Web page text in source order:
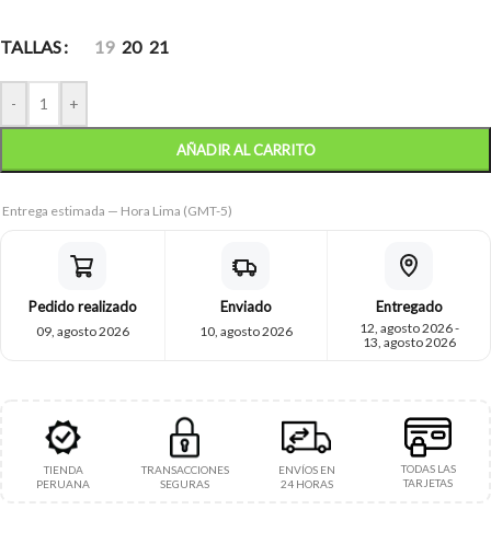
TALLAS 19 20 21
- +
AÑADIR AL CARRITO
Entrega estimada — Hora Lima (GMT-5)
Pedido realizado
09, agosto 2026
Enviado
10, agosto 2026
Entregado
12, agosto 2026 -
13, agosto 2026
TIENDA
PERUANA
TRANSACCIONES
SEGURAS
ENVÍOS EN
24 HORAS
TODAS LAS
TARJETAS